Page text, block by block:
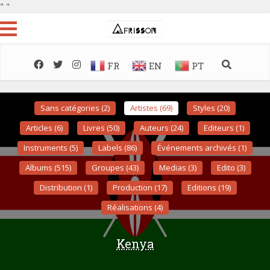
" "
FR EN PT
Sans catégories (2) Artistes (69)
Styles (20)
Articles (6)
Livres (50) Auteurs (24)
Editeurs (1)
Instruments (5)
Labels (86)
Événements archivés (1)
Albums (515)
Groupes (43) Medias (3)
Edito (3)
Distribution (1)
Production (17)
Editions (19)
Réalisations (4)
Kenya